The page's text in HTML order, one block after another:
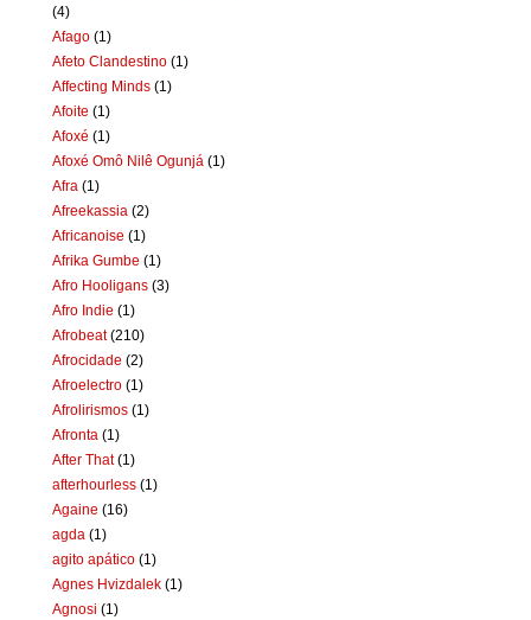
(4)
Afago (1)
Afeto Clandestino (1)
Affecting Minds (1)
Afoite (1)
Afoxé (1)
Afoxé Omô Nilê Ogunjá (1)
Afra (1)
Afreekassia (2)
Africanoise (1)
Afrika Gumbe (1)
Afro Hooligans (3)
Afro Indie (1)
Afrobeat (210)
Afrocidade (2)
Afroelectro (1)
Afrolirismos (1)
Afronta (1)
After That (1)
afterhourless (1)
Againe (16)
agda (1)
agito apático (1)
Agnes Hvizdalek (1)
Agnosi (1)